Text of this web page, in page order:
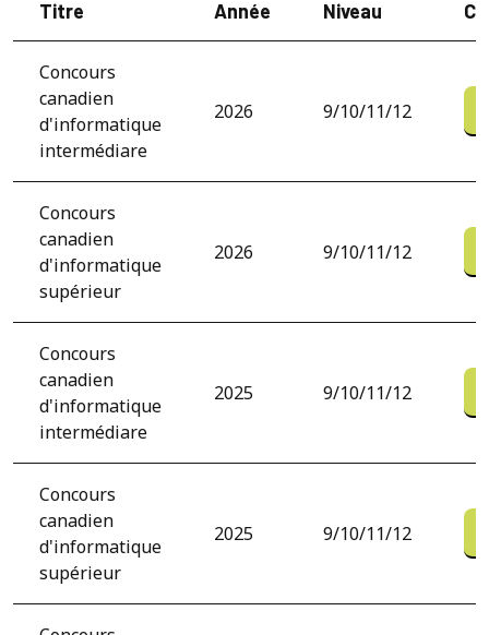
Titre Année Niveau
Concours
canadien
d'informatique
intermédiare
2026 9/10/11/12
Concours
canadien
d'informatique
supérieur
2026 9/10/11/12
Concours
canadien
d'informatique
intermédiare
2025 9/10/11/12
Concours
canadien
d'informatique
supérieur
2025 9/10/11/12